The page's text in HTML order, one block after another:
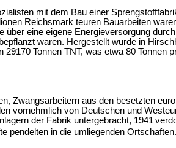
mit dem Bau einer
Reichsmark teuren Bauarbeiten
eine eigene Energieversorgung
waren. Hergestellt wurde in
Tonnen TNT, was etwa 80 Tonnen
Zwangsarbeitern aus den besetzten
vornehmlich von Deutschen und
der Fabrik untergebracht, 1941
in die umliegenden